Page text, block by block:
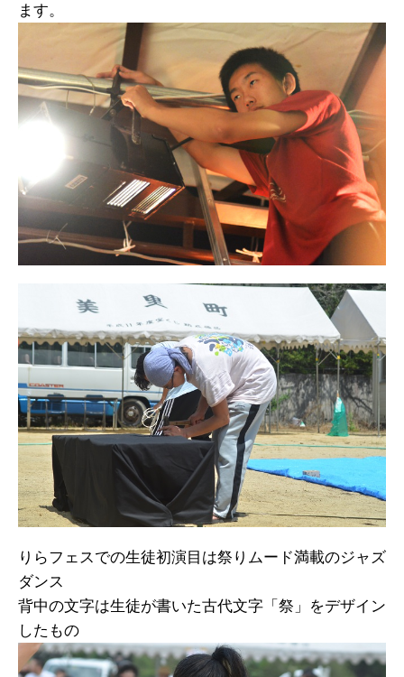
ます。
りらフェスでの生徒初演目は祭りムード満載のジャズ
ダンス
背中の文字は生徒が書いた古代文字「祭」をデザイン
したもの